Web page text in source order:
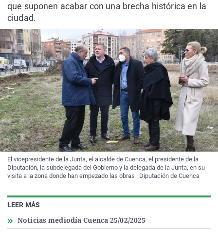
LEER MÁS
Noticias mediodía Cuenca 25/02/2025
que suponen acabar con una brecha histórica en la
ciudad.
El vicepresidente de la Junta, el alcalde de Cuenca, el presidente de la
Diputación, la subdelegada del Gobierno y la delegada de la Junta, en su
visita a la zona donde han empezado las obras | Diputación de Cuenca